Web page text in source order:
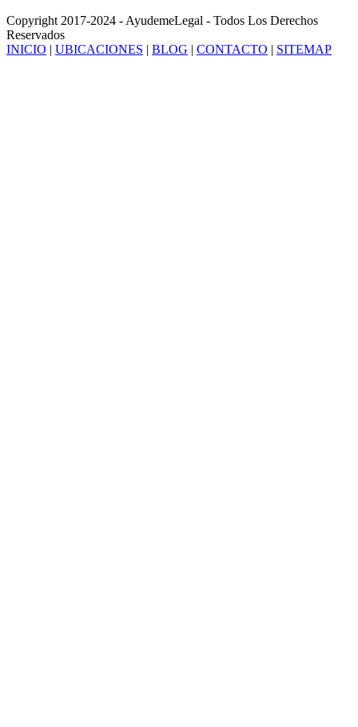
Copyright 2017-2024 - AyudemeLegal - Todos Los Derechos
Reservados
INICIO | UBICACIONES | BLOG | CONTACTO | SITEMAP